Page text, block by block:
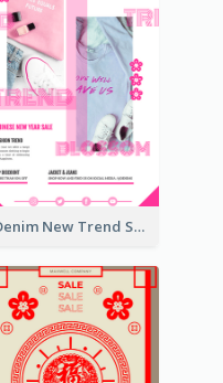
Denim New Trend Sale Poster